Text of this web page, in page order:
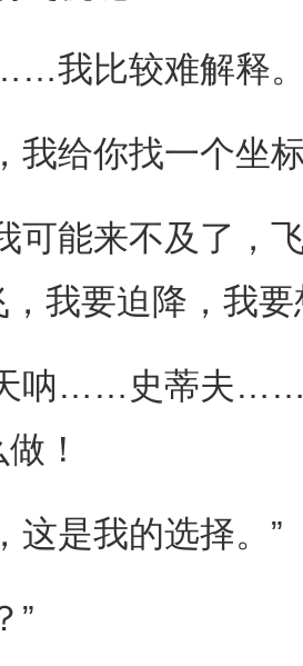
比较难解释。
给你找一个坐标
来不及了，飞
我要迫降，我
……史蒂夫……
！
是我的选择。”
”